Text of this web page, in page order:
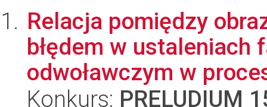
Relacja pomiędzy
błędem w ustaleniach
odwoławczym w
Konkurs: PRELUDIUM